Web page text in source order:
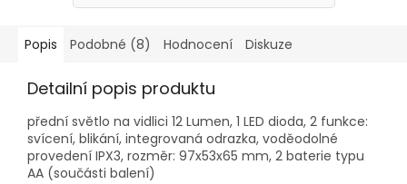
Popis Podobné (8) Hodnocení Diskuze
Detailní popis produktu
přední světlo na vidlici 12 Lumen, 1 LED dioda, 2 funkce:
svícení, blikání, integrovaná odrazka, voděodolné
provedení IPX3, rozměr: 97x53x65 mm, 2 baterie typu
AA (součásti balení)